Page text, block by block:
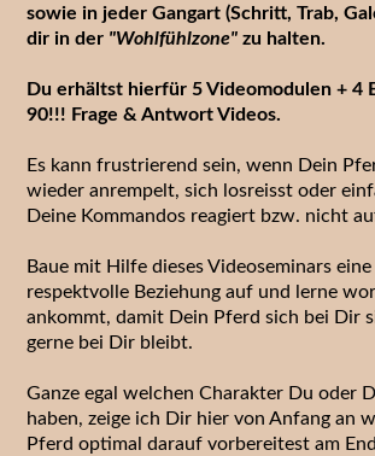
sowie in jeder Gangart (Schritt, Trab,
dir in der "Wohlfühlzone" zu halten.
Du erhältst hierfür 5 Videomodulen + 4
90!!! Frage & Antwort Videos.
Es kann frustrierend sein, wenn Dein
wieder anrempelt, sich losreisst oder
Deine Kommandos reagiert bzw. nicht
Baue mit Hilfe dieses Videoseminars
respektvolle Beziehung auf und lerne
ankommt, damit Dein Pferd sich bei Dir
gerne bei Dir bleibt.
Ganze egal welchen Charakter Du oder
haben, zeige ich Dir hier von Anfang an
Pferd optimal darauf vorbereitest am